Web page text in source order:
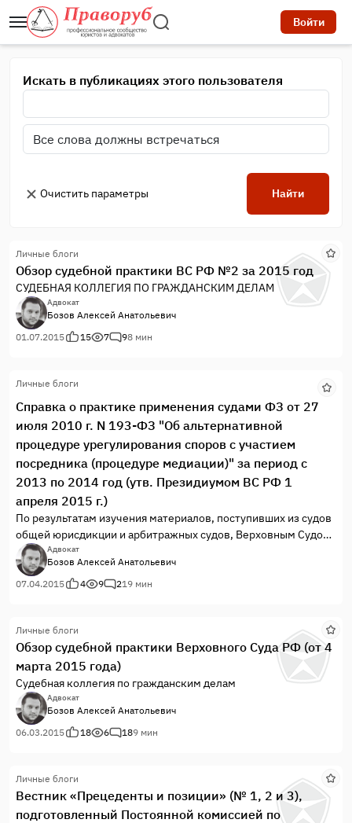
Войти
Искать в публикациях этого пользователя
Очистить параметры Найти
Личные блоги
Обзор судебной практики ВС РФ №2 за 2015 год
СУДЕБНАЯ КОЛЛЕГИЯ ПО ГРАЖДАНСКИМ ДЕЛАМ
Адвокат
Бозов Алексей Анатольевич
01.07.2015
15 7 98 мин
Личные блоги
Справка о практике применения судами ФЗ от 27
июля 2010 г. N 193-ФЗ "Об альтернативной
процедуре урегулирования споров с участием
посредника (процедуре медиации)" за период с
2013 по 2014 год (утв. Президиумом ВС РФ 1
апреля 2015 г.)
По результатам изучения материалов, поступивших из судов
общей юрисдикции и арбитражных судов, Верховным Судом
Российской Федерации проведено обобщение практики
применения Федерального закона от 27 июля 2010 г. N 193-
ФЗ «Об альтернативной процедуре урегулирования споров с
урегулировали спор без использования названной
примирительной процедуры, а также изучен вопрос о
создании в субъектах Российской Федерации организаций,
осуществляющих деятельность по обеспечению проведения
процедуры медиации. В постановлении VIII Всероссийского
съезда судей от 19 декабря 2012 г. «О состоянии судебной
системы Российской Федерации и основных направлениях ее
категориям дел позволит повысить качество правосудия и
обеспечить надежные гарантии прав граждан на судебную
защиту в разумные сроки. С учетом этого одним из
Адвокат
Бозов Алексей Анатольевич
07.04.2015
4 9 219 мин
Личные блоги
Обзор судебной практики Верховного Суда РФ (от 4
марта 2015 года)
Судебная коллегия по гражданским делам
Адвокат
Бозов Алексей Анатольевич
06.03.2015
18 6 189 мин
Личные блоги
Вестник «Прецеденты и позиции» (№ 1, 2 и 3),
подготовленный Постоянной комиссией по